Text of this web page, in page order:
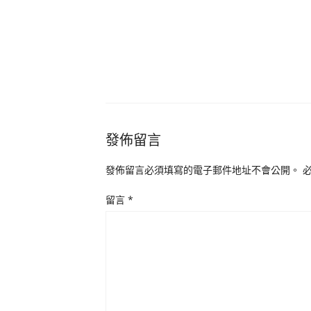
發佈留言
發佈留言必須填寫的電子郵件地址不會公開。
留言 *